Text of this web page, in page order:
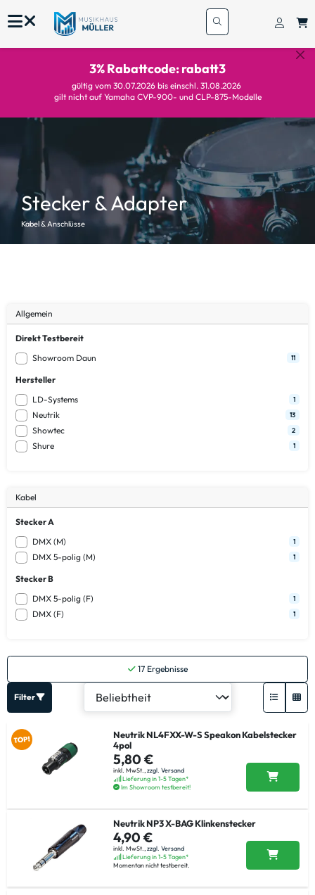
3% Rabattcode: rabatt3
gültig vom 30.07.2026 bis einschl. 31.08.2026
gilt nicht auf Yamaha CVP-900- und CLP-875-Modelle
Stecker & Adapter
Kabel & Anschlüsse
Allgemein
Direkt Testbereit
Showroom Daun
11
Hersteller
LD-Systems
1
Neutrik 13
Showtec 2
Shure 1
Kabel
Stecker A
DMX (M)
1
DMX 5-polig (M) 1
Stecker B
DMX 5-polig (F)
1
DMX (F) 1
17Ergebnisse
Filter
Neutrik NL4FXX-W-S Speakon Kabelstecker
4pol
5,80 €
inkl. MwSt., zzgl. Versand
Lieferung in 1-5 Tagen*
Im Showroom testbereit!
Neutrik NP3 X-BAG Klinkenstecker
4,90 €
inkl. MwSt.,zzgl. Versand
Lieferung in 1-5 Tagen*
Momentan nicht testbereit.